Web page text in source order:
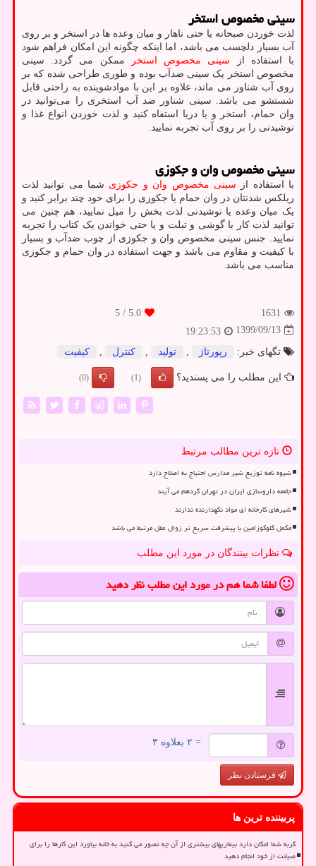
سینی مخصوص استخر
لذت خوردن صبحانه یا حتی ناهار و میان وعده ها در استخر و بر روی
آب بسیار دلچسب می باشد، اما اینکه چگونه این امکان فراهم شود
با استفاده از سینی مخصوص استخر
ممکن می گردد. سینی
مخصوص استخر یک سینی ضدآب بوده و طوری طراحی شده که بر
روی آب شناور می ماند، علاوه بر این با موادشوینده به راحتی قابل
شستشو می باشد. سینی شناور ضد آب استخری را می‌توانید در
وان حمام، استخر و یا دریا استفاه کنید و لذت خوردن انواع غذا و
نوشیدنی را بر روی آب تجربه نمایید.
سینی مخصوص وان و جکوزی
با استفاده از سینی مخصوص وان و جکوزی شما می توانید لذت
ریلکس شدنتان در وان حمام یا جکوزی را برای خود چند برابر کنید و
یک میان وعده یا نوشیدنی لذت بخش را میل نمایید، هم چنین می
توانید لذت کار با گوشی و تبلت و یا حتی خواندن یک کتاب را تجربه
نمایید. جنس سینی مخصوص وان و جکوزی از چوب ضدآب و بسیار
با کیفیت و مقاوم می باشد و جهت استفاده در وان حمام و جکوزی
مناسب می باشد.
1631
5.0
/ 5
1399/09/13
19:23:53
تگهای خبر:
رپورتاژ تولید كنترل كیفیت
این مطلب را می پسندید؟ (1)
(0)
تازه ترین مطالب مرتبط
شیوه نامه توزیع شیر مدارس احتیاج به اصلاح دارد
جامعه داروسازی ایران در تهران گردهم می آیند
شیرهای کارخانه ای مواد نگهدارنده ندارند
مکمل گلوکوزامین با پیشرفت سریع تر زوال عقل مرتبط می باشد
نظرات بینندگان در مورد این مطلب
لطفا شما همدر مورد این مطلبنظر دهید
= ۲ بعلاوه ۳
فرستادن نظر
پربیننده ترین ها
گربه شما امکان دارد بیماریهای بیشتری از آن چه تصور می کنید به خانه بیاورد این کارها را برای
صیانت از خود انجام دهید